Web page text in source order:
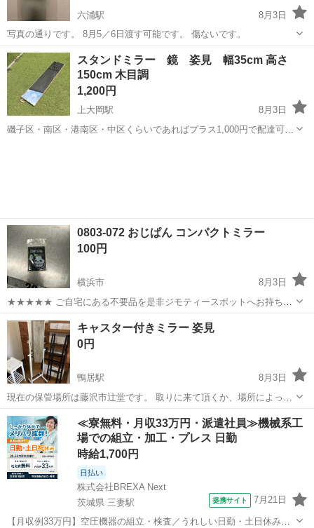
六浦駅
8月3日
写真の通りです。 8月5／6日渡す可能です。 傷ないです。
神奈川 横浜市 六浦駅 ミラー/鏡
スタンドミラー 鏡 姿見 幅35cm 高さ
150cm 木目調
1,200円
上大岡駅
8月3日
磯子区・南区・港南区・中区くらいであればプラス1,000円で配達可能
0803-072 おじぱん コンパクトミラー
100円
横浜市
8月3日
★★★★★ ご自宅にある不要品を是非ジモティースポットへお持ち込
みしませんか？ 家電、趣味・スポーツ・レジャー用品、こども用品、
衣料服飾品、生活雑貨、家具、本、CD・DVDなどが無料でまとめて持
ち込めます！ ※詳細はこ...
神奈川 横浜市 ミラー/鏡
キャスター付きミラー 姿見
0円
鴨居駅
8月3日
現在の保管場所は藤沢市辻堂です。 取りに来て頂くか、場所によって
はお届けします。 ご相談くださいませ。 木製 キャスター付きミラー
高さ 約151cm 幅 約 36cm 奥行 約 38cm #鏡 #ミラ...
神奈川 横浜市 鴨居駅 ミラー/鏡
≪寮無料・月収33万円・派遣社員≫機械系工
場での組立・加工・プレス 日勤
時給1,700円
日払い
株式会社BREXA Next
茨城県 三妻駅
提携サイト 7月21日
【月収例33万円】空圧機器の組立・検査／うれしい日勤・土日休み／